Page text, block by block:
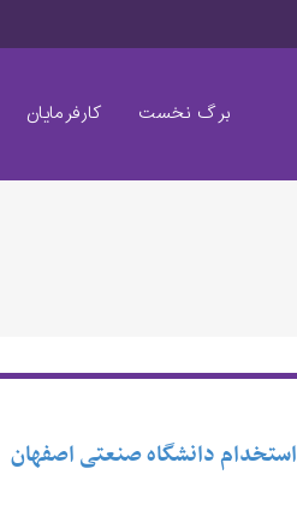
برگ نخست کارفرمایان
استخدام دانشگاه صنعتی اصفهان